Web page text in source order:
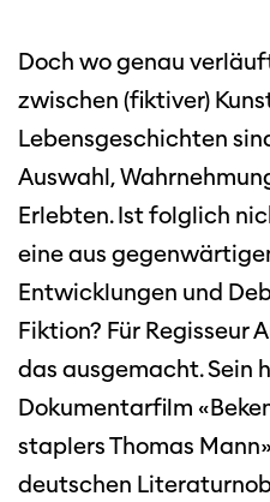
Doch wo genau
zwischen (fiktiver)
Lebensgeschichten
Auswahl,
Erlebten. Ist folglich
eine aus
Entwicklungen und
Fiktion? Für Regisseur
das ausgemacht. Sein
Dokumentarfilm
staplers Thomas
deutschen